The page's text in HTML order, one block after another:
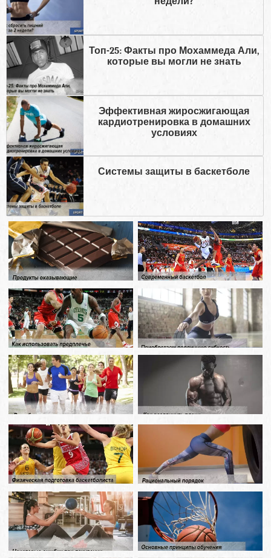
Топ-25: Факты про Мохаммеда Али,
которые вы могли не знать
Эффективная жиросжигающая
кардиотренировка в домашних
условиях
Системы защиты в баскетболе